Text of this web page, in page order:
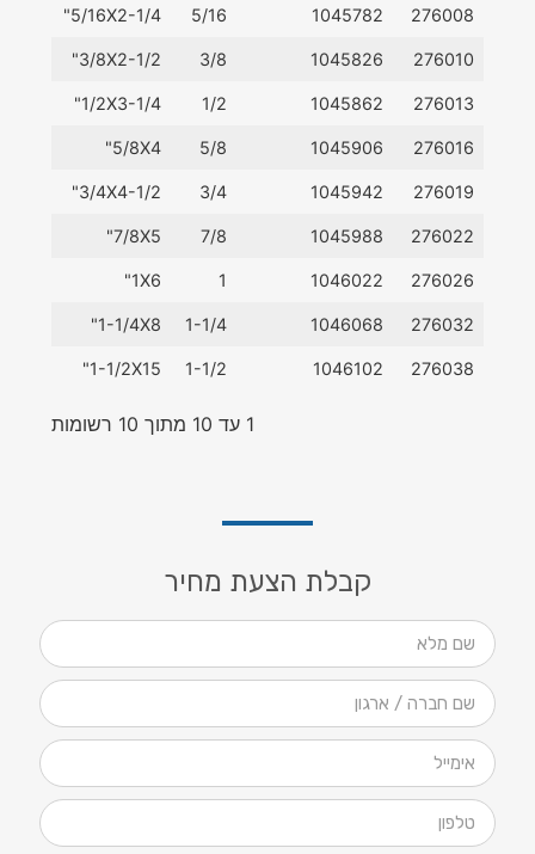
276008
1045782
5/16
5/16X2-1/4"
276010
1045826
3/8
3/8X2-1/2"
276013
1045862
1/2
1/2X3-1/4"
276016
1045906
5/8
5/8X4"
276019
1045942
3/4
3/4X4-1/2"
276022
1045988
7/8
7/8X5"
276026
1046022
1
1X6"
276032
1046068
1-1/4
1-1/4X8"
276038
1046102
1-1/2
1-1/2X15"
1 עד 10 מתוך 10 רשומות
קבלת הצעת מחיר